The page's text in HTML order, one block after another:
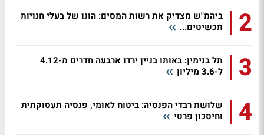
2
ביהמ"ש מצדיק את רשות המסים: הונו של בעלי חנויות
תכשיטים...
3
תל בנימין: באותו בניין ירדו ארבעה חדרים מ-4.12
ל-3.6 מיליון
4
שלושת רבדי הפנסיה: ביטוח לאומי, פנסיה תעסוקתית
וחיסכון פרטי